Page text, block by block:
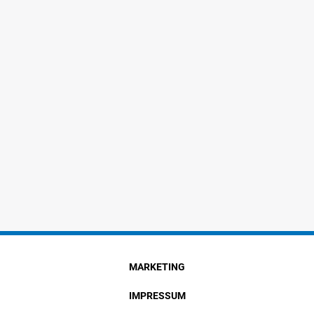
MARKETING
IMPRESSUM